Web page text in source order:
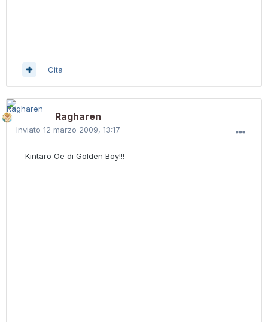
Cita
Ragharen
Inviato 12 marzo 2009, 13:17
Kintaro Oe di Golden Boy!!!